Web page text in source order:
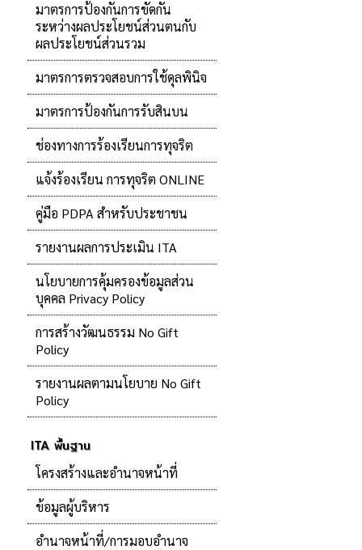
มาตรการป้องกันการขัดกัน
ระหว่างผลประโยชน์ส่วนตนกับ
ผลประโยชน์ส่วนรวม
มาตรการตรวจสอบการใช้ดุลพินิจ
มาตรการป้องกันการรับสินบน
ช่องทางการร้องเรียนการทุจริต
แจ้งร้องเรียน การทุจริต ONLINE
คู่มือ PDPA สำหรับประชาชน
รายงานผลการประเมิน ITA
นโยบายการคุ้มครองข้อมูลส่วน
บุคคล Privacy Policy
การสร้างวัฒนธรรม No Gift
Policy
รายงานผลตามนโยบาย No Gift
Policy
ITA พื้นฐาน
โครงสร้างและอำนาจหน้าที่
ข้อมูลผู้บริหาร
อำนาจหน้าที่/การมอบอำนาจ